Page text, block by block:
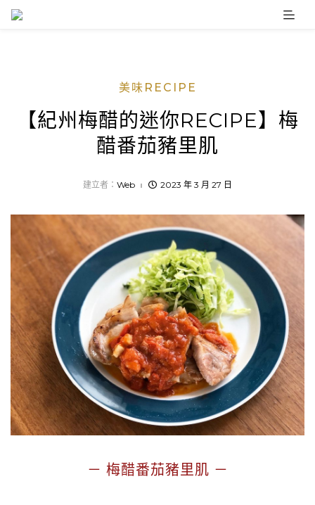
Skip
美味RECIPE
【紀州梅醋的迷你RECIPE】梅
醋番茄豬里肌
建立者： Web 2023 年 3 月 27 日
－ 梅醋番茄豬里肌 －